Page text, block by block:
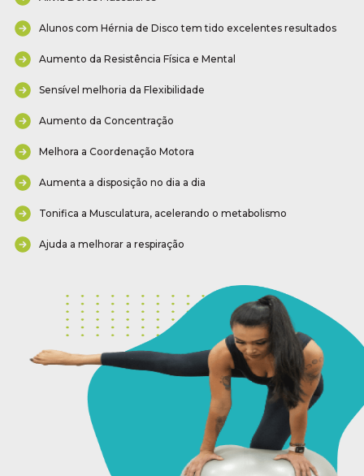
Alunos com Hérnia de Disco tem tido excelentes resultados
Aumento da Resistência Física e Mental
Sensível melhoria da Flexibilidade
Aumento da Concentração
Melhora a Coordenação Motora
Aumenta a disposição no dia a dia
Tonifica a Musculatura, acelerando o metabolismo
Ajuda a melhorar a respiração